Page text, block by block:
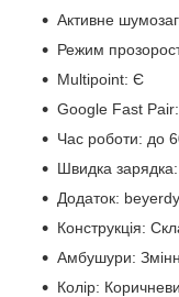
Активне
Режим
Multipoint: Є
Google Fast
Час роботи: до
Швидка
Додаток:
Конструкція:
Амбушури:
Колір: